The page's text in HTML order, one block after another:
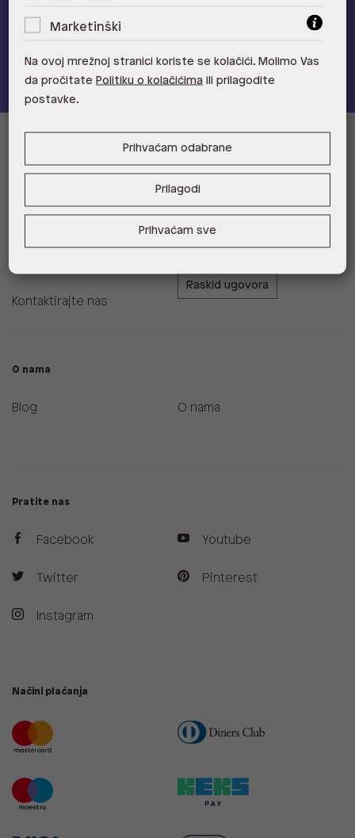
Pridružite se
Kontaktirajte nas
Prodajna mjesta
ALDO A-List program
vjernosti
Raskid ugovora
O nama
Blog O nama
Pratite nas
Facebook
Twitter
Instagram
Youtube
Pinterest
Načini plaćanja
Marketinški
Na ovoj mrežnoj stranici koriste se kolačići. Molimo Vas
da pročitate Politiku o kolačićima ili prilagodite
postavke.
Prihvaćam odabrane
Prilagodi
Prihvaćam sve